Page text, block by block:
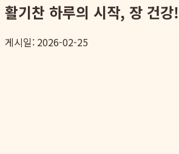
활기찬 하루의 시작, 장 건
게시일: 2026-02-25